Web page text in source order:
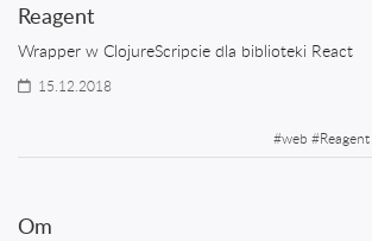
Reagent
Wrapper w ClojureScripcie dla biblioteki React
15.12.2018
#web #Reagent
Om